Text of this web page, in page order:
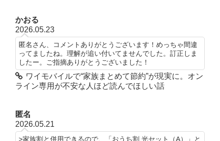
かおる
2026.05.23
匿名さん、コメントありがとうございます！めっちゃ間違
ってましたね。理解が追い付いてませんでした。訂正しま
したー。ご指摘ありがとうございました！
ワイモバイルで“家族まとめて節約”が現実に。オン
ライン専用が不安な人ほど読んでほしい話
匿名
2026.05.21
>家族割と併用できるので、「おうち割 光セット（A）」と